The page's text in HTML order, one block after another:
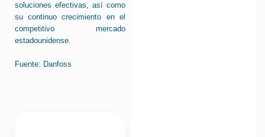
soluciones efectivas, así como
su continuo crecimiento en el
competitivo mercado
estadounidense.
Fuente: Danfoss